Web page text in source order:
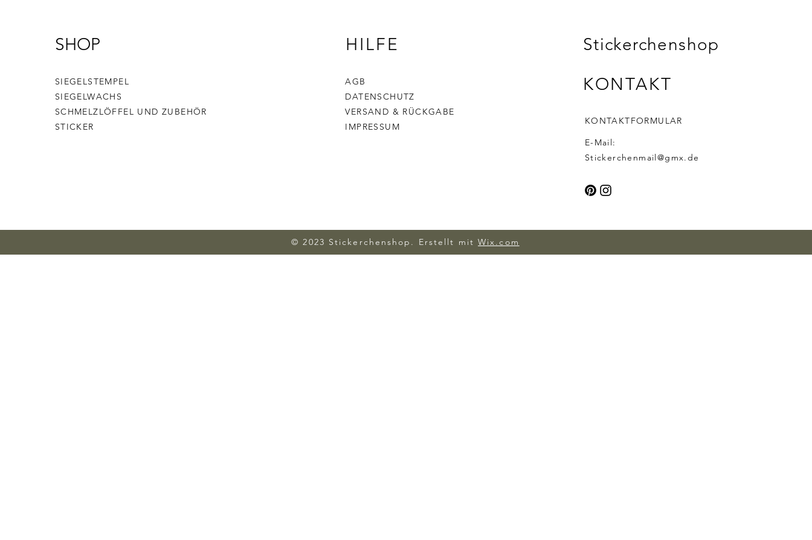
SHOP
SIEGELSTEMPEL
SIEGELWACHS
SCHMELZLÖFFEL UND ZUBEHÖR
STICKER
HILFE
AGB
DATENSCHUTZ
VERSAND & RÜCKGABE
IMPRESSUM
Stickerchenshop
KONTAKT
KONTAKTFORMULAR
E-Mail:
Stickerchenmail@gmx.de
© 2023 Stickerchenshop. Erstellt mit Wix.com